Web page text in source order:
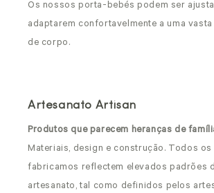
Os nossos porta-bebés podem ser
adaptarem confortavelmente a uma
de corpo.
Artesanato Artisan
Produtos que parecem heranças de
Materiais, design e construção. Todos
fabricamos reflectem elevados padrões
artesanato, tal como definidos pelos